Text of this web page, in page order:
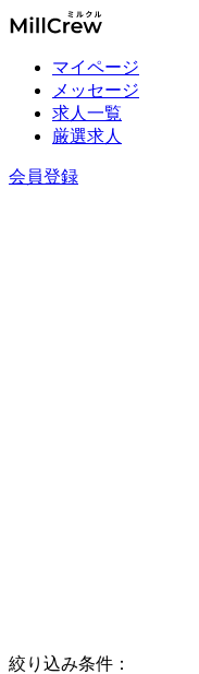
マイページ
メッセージ
求人一覧
厳選求人
会員登録
絞り込み条件 ：